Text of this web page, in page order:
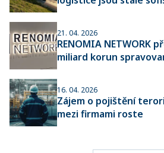
21. 04. 2026
RENOMIA NETWORK
miliard korun
16. 04. 2026
Zájem o pojištění
mezi firmami roste